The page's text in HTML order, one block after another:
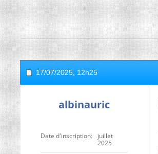
17/07/2025, 12h25
albinauric
Date d'inscription
juillet
2025